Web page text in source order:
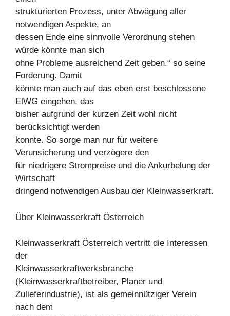
strukturierten Prozess, unter Abwägung aller
notwendigen Aspekte, an
dessen Ende eine sinnvolle Verordnung stehen
würde könnte man sich
ohne Probleme ausreichend Zeit geben.“ so seine
Forderung. Damit
könnte man auch auf das eben erst beschlossene
ElWG eingehen, das
bisher aufgrund der kurzen Zeit wohl nicht
berücksichtigt werden
konnte. So sorge man nur für weitere
Verunsicherung und verzögere den
für niedrigere Strompreise und die Ankurbelung der
Wirtschaft
dringend notwendigen Ausbau der Kleinwasserkraft.
Über Kleinwasserkraft Österreich
Kleinwasserkraft Österreich vertritt die Interessen
der
Kleinwasserkraftwerksbranche
(Kleinwasserkraftbetreiber, Planer und
Zulieferindustrie), ist als gemeinnütziger Verein
nach dem